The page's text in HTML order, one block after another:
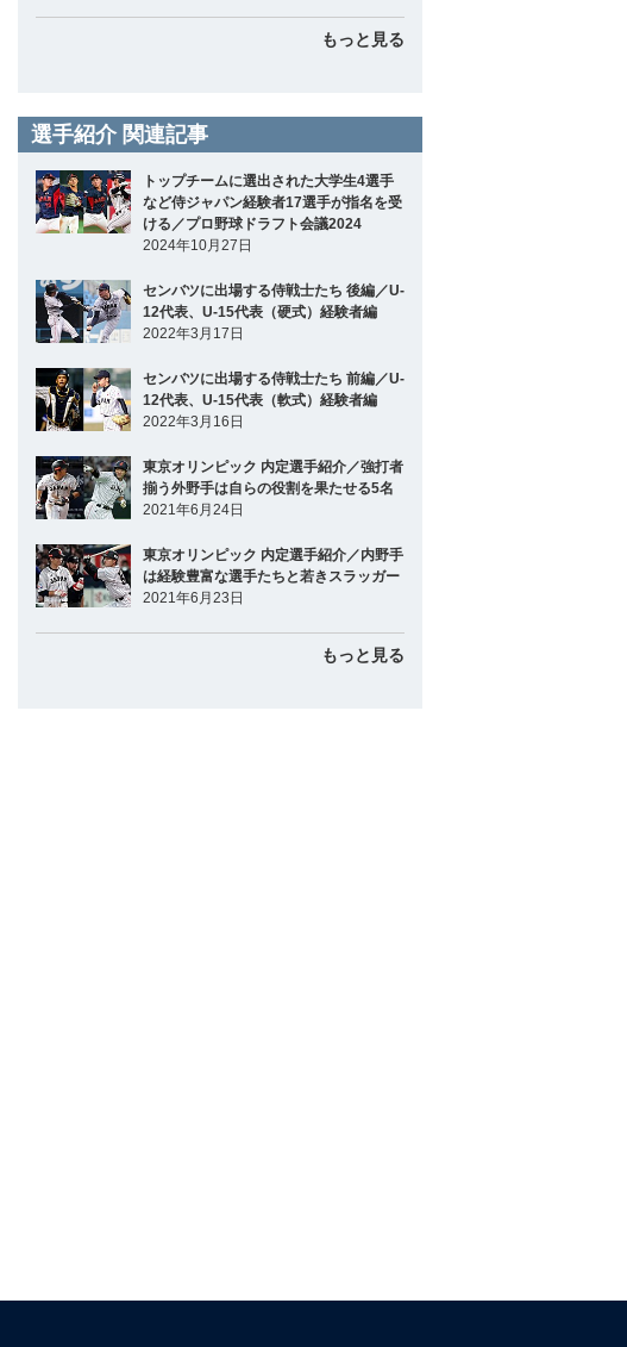
もっと見る
選手紹介 関連記事
トップチームに選出された大学生4選手
など侍ジャパン経験者17選手が指名を受
ける／プロ野球ドラフト会議2024
2024年10月27日
センバツに出場する侍戦士たち 後編／U-
12代表、U-15代表（硬式）経験者編
2022年3月17日
センバツに出場する侍戦士たち 前編／U-
12代表、U-15代表（軟式）経験者編
2022年3月16日
東京オリンピック 内定選手紹介／強打者
揃う外野手は自らの役割を果たせる5名
2021年6月24日
東京オリンピック 内定選手紹介／内野手
は経験豊富な選手たちと若きスラッガー
2021年6月23日
もっと見る